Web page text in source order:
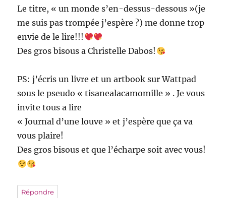
Le titre, « un monde s’en-dessus-dessous »(je
me suis pas trompée j’espère ?) me donne trop
envie de le lire!!!
Des gros bisous a Christelle Dabos!
PS: j’écris un livre et un artbook sur Wattpad
sous le pseudo « tisanealacamomille » . Je vous
invite tous a lire
« Journal d’une louve » et j’espère que ça va
vous plaire!
Des gros bisous et que l’écharpe soit avec vous!
Répondre